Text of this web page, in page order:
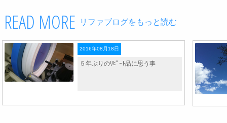
READ MORE リファブログをもっと読む
2016年08月18日
５年ぶりのﾘﾋﾟｰﾄ品に思う事